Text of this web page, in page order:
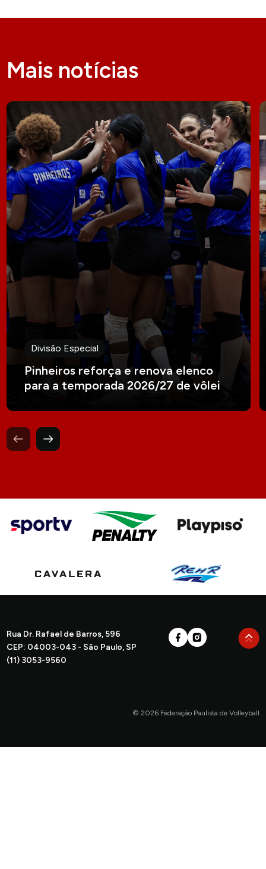
Mais notícias
Divisão Especial
Pinheiros reforça e renova elenco
para a temporada 2026/27 de vôlei
Rua Dr. Rafael de Barros, 596
CEP: 04003-043 - São Paulo, SP
(11) 3053-9560
© 2026 Federação Paulista de Volleyball